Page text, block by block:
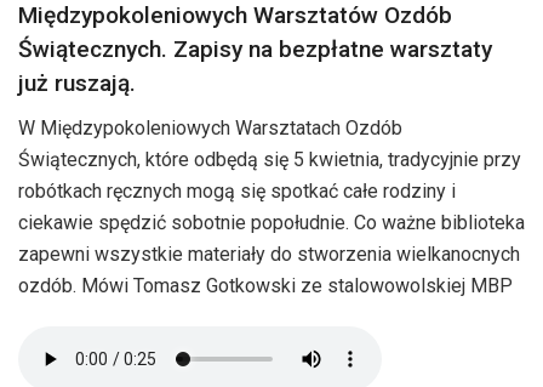
Międzypokoleniowych Warsztatów Ozdób
Świątecznych. Zapisy na bezpłatne warsztaty
już ruszają.
W Międzypokoleniowych Warsztatach Ozdób
Świątecznych, które odbędą się 5 kwietnia, tradycyjnie przy
robótkach ręcznych mogą się spotkać całe rodziny i
ciekawie spędzić sobotnie popołudnie. Co ważne biblioteka
zapewni wszystkie materiały do stworzenia wielkanocnych
ozdób. Mówi Tomasz Gotkowski ze stalowowolskiej MBP